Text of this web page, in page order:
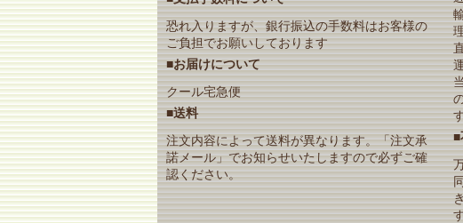
恐れ入りますが、銀行振込の手数料はお客様の
ご負担でお願いしております
■お届けについて
クール宅急便
■送料
注文内容によって送料が異なります。「注文承
諾メール」でお知らせいたしますので必ずご確
認ください。
■